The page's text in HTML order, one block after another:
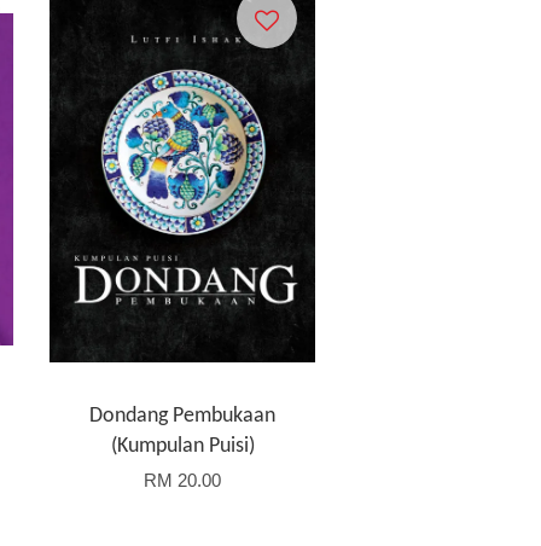
Dondang Pembukaan
(Kumpulan Puisi)
RM 20.00